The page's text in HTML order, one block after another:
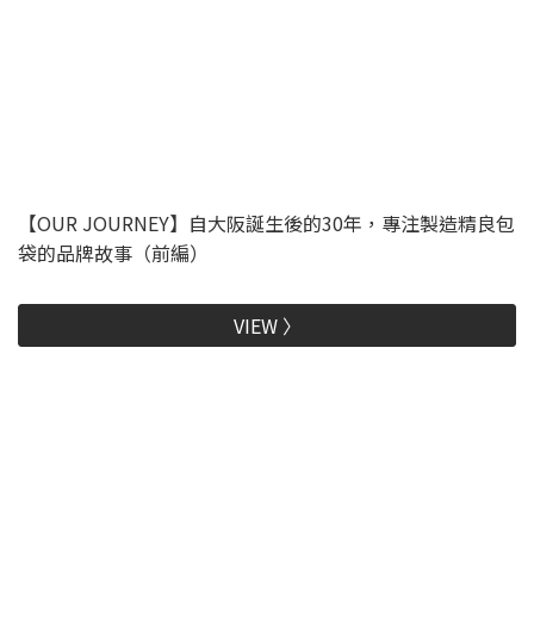
【OUR JOURNEY】自大阪誕生後的30年，專注製造精良包
袋的品牌故事（前編）
VIEW 〉